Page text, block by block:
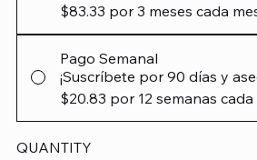
$83.33 por 3 meses cada
Pago Semanal
¡Suscríbete por 90 días y
$20.83 por 12 semanas
QUANTITY